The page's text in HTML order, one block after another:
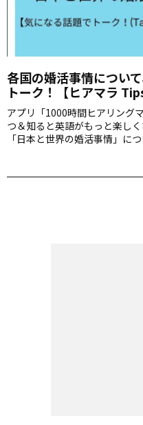
各国の婚活事情につい
トーク！【ヒアマラ Tips
アプリ「1000時間ヒアリング
つ＆知ると英語がもっと楽し
「日本と世界の婚活事情」に